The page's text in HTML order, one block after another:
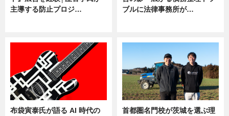
主導する防止プロジ…
ブルに法律事務所が…
布袋寅泰氏が語る AI 時代の
首都圏名門校が茨城を選ぶ理